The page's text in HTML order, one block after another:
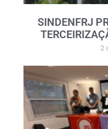
SINDENFRJ
2